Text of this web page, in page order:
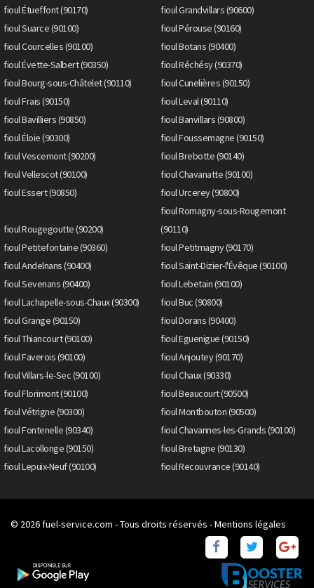
fioul Étueffont (90170)
fioul Grandvillars (90600)
fioul Suarce (90100)
fioul Pérouse (90160)
fioul Courcelles (90100)
fioul Botans (90400)
fioul Évette-Salbert (90350)
fioul Réchésy (90370)
fioul Bourg-sous-Châtelet (90110)
fioul Cunelières (90150)
fioul Frais (90150)
fioul Leval (90110)
fioul Bavilliers (90850)
fioul Banvillars (90800)
fioul Éloie (90300)
fioul Foussemagne (90150)
fioul Vescemont (90200)
fioul Brebotte (90140)
fioul Vellescot (90100)
fioul Chavanatte (90100)
fioul Essert (90850)
fioul Urcerey (90800)
fioul Rougegoutte (90200)
fioul Romagny-sous-Rougemont
(90110)
fioul Petitefontaine (90360)
fioul Petitmagny (90170)
fioul Andelnans (90400)
fioul Saint-Dizier-l'Évêque (90100)
fioul Sevenans (90400)
fioul Lebetain (90100)
fioul Lachapelle-sous-Chaux (90300)
fioul Buc (90800)
fioul Grange (90150)
fioul Dorans (90400)
fioul Thiancourt (90100)
fioul Eguenigue (90150)
fioul Faverois (90100)
fioul Anjoutey (90170)
fioul Villars-le-Sec (90100)
fioul Chaux (90330)
fioul Florimont (90100)
fioul Beaucourt (90500)
fioul Vétrigne (90300)
fioul Montbouton (90500)
fioul Fontenelle (90340)
fioul Chavannes-les-Grands (90100)
fioul Lacollonge (90150)
fioul Bretagne (90130)
fioul Lepuix-Neuf (90100)
fioul Recouvrance (90140)
© 2026fuel-service.com - Tous droits réservés -Mentions légales